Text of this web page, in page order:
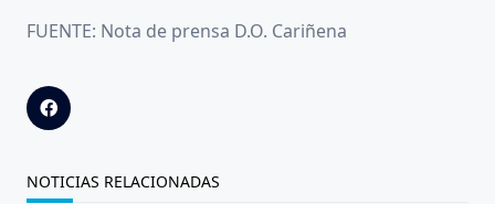
FUENTE: Nota de prensa D.O. Cariñena
NOTICIAS RELACIONADAS